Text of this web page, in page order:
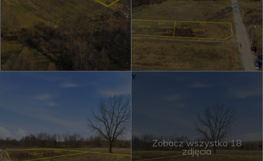
Zobacz wszystko 18
zdjęcia